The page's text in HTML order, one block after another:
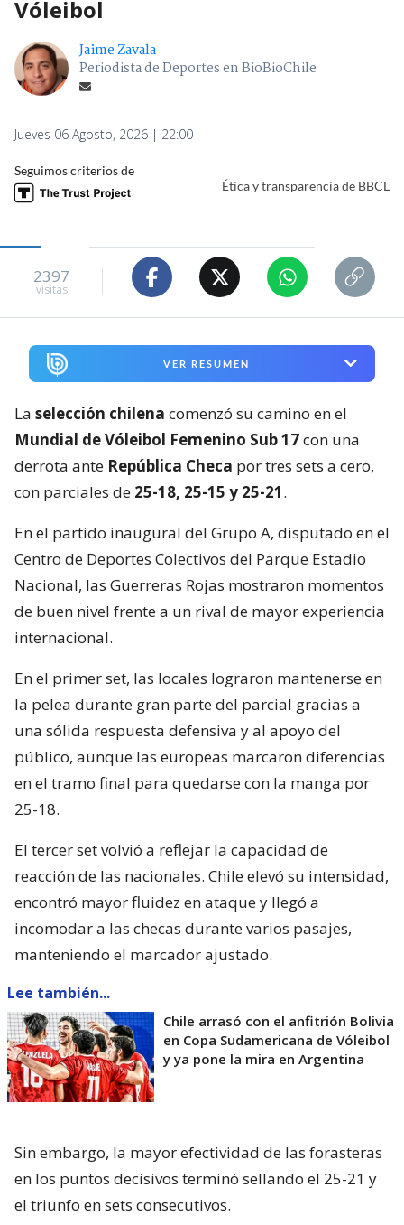
Vóleibol
Jaime Zavala
Periodista de Deportes en BioBioChile
Jueves 06 Agosto, 2026 | 22:00
Seguimos criterios de
Ética y transparencia de BBCL
2397
visitas
VER RESUMEN
La selección chilena comenzó su camino en el
Mundial de Vóleibol Femenino Sub 17con una
derrota ante República Checa por tres sets a cero,
con parciales de 25-18, 25-15 y 25-21.
En el partido inaugural del Grupo A, disputado en el
Centro de Deportes Colectivos del Parque Estadio
Nacional, las Guerreras Rojas mostraron momentos
de buen nivel frente a un rival de mayor experiencia
internacional.
En el primer set, las locales lograron mantenerse en
la pelea durante gran parte del parcial gracias a
una sólida respuesta defensiva y al apoyo del
público, aunque las europeas marcaron diferencias
en el tramo final para quedarse con la manga por
25-18.
El tercer set volvió a reflejar la capacidad de
reacción de las nacionales. Chile elevó su intensidad,
encontró mayor fluidez en ataque y llegó a
incomodar a las checas durante varios pasajes,
manteniendo el marcador ajustado.
Lee también...
Chile arrasó con el anfitrión Bolivia
en Copa Sudamericana de Vóleibol
y ya pone la mira en Argentina
Sin embargo, la mayor efectividad de las forasteras
en los puntos decisivos terminó sellando el 25-21 y
el triunfo en sets consecutivos.